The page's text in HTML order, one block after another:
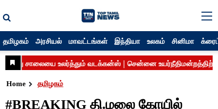
தமிழகம் அரசியல் மாவட்டங்கள் இந்தியா உலகம் சினிமா
Home தமிழகம்
#BREAKING தி.மலை கோயில்